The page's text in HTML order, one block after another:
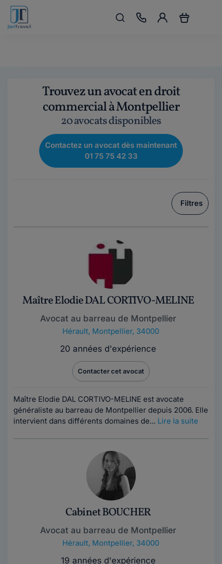
Trouvez un avocat en droit
commercial à Montpellier
20 avocats disponibles
Contactez un avocat dès maintenant
01 75 75 42 33
Filtres
Maître Elodie DAL CORTIVO-MELINE
Avocat au barreau de Montpellier
Hérault, Montpellier, 34000
20 années d'expérience
Contacter cet avocat
Maître Elodie DAL CORTIVO-MELINE est avocate
généraliste au barreau de Montpellier depuis 2006. Elle
intervient dans différents domaines de... Lire la suite
Cabinet BOUCHER
Avocat au barreau de Montpellier
Hérault, Montpellier, 34000
19 années d'expérience